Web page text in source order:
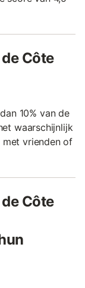
Côte
10% van de
waarschijnlijk
vrienden of
Côte